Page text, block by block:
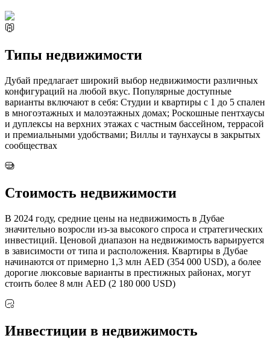
Типы недвижимости
Дубай предлагает широкий выбор недвижимости различных
конфигураций на любой вкус. Популярные доступные
варианты включают в себя: Студии и квартиры с 1 до 5 спален
в многоэтажных и малоэтажных домах; Роскошные пентхаусы
и дуплексы на верхних этажах с частным бассейном, террасой
и премиальными удобствами; Виллы и таунхаусы в закрытых
сообществах
Стоимость недвижимости
В 2024 году, средние цены на недвижимость в Дубае
значительно возросли из-за высокого спроса и стратегических
инвестиций. Ценовой диапазон на недвижимость варьируется
в зависимости от типа и расположения. Квартиры в Дубае
начинаются от примерно 1,3 млн AED (354 000 USD), а более
дорогие люксовые варианты в престижных районах, могут
стоить более 8 млн AED (2 180 000 USD)
Инвестиции в недвижимость